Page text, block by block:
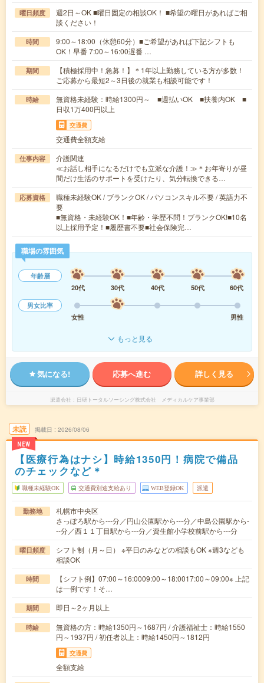
曜日頻度
週2日～OK ■曜日固定の相談OK！ ■希望の曜日があればご相
談ください！
時間
9:00～18:00（休憩60分）■ご希望があれば下記シフトも
OK！早番 7:00～16:00遅番 …
期間
【積極採用中！急募！】＊1年以上勤務している方が多数！
ご応募から最短2～3日後の就業も相談可能です！
時給
無資格未経験：時給1300円～ ■週払いOK ■扶養内OK ■
日収1万400円以上
交通費
交通費全額支給
仕事内容
介護関連
≪お話し相手になるだけでも立派な介護！≫＊お年寄りが昼
間だけ生活のサポートを受けたり、気分転換できる…
応募資格
職種未経験OK / ブランクOK / パソコンスキル不要 / 英語力不
要
■無資格・未経験OK！■年齢・学歴不問！ブランクOK!■10名
以上採用予定！■履歴書不要■社会保険完…
職場の雰囲気
年齢層
20代
30代 40代 50代
60代
男女比率
女性
男性
もっと見る
気になる! 応募へ進む 詳しく見る
派遣会社 日研トータルソーシング株式会社 メディカルケア事業部
未読
NEW
掲載日 2026/08/06
【医療行為はナシ】時給1350円！病院で備品
のチェックなど＊
職種未経験OK 交通費別途支給あり WEB登録OK 派遣
勤務地
札幌市中央区
さっぽろ駅から---分／円山公園駅から---分／中島公園駅から-
--分／西１１丁目駅から---分／資生館小学校前駅から---分
曜日頻度
シフト制（月～日） ※平日のみなどの相談もOK ※週3なども
相談OK
時間
【シフト例】07:00～16:0009:00～18:0017:00～09:00※ 上記
は一例です！そ…
期間 即日～2ヶ月以上
時給
無資格の方：時給1350円～1687円 / 介護福祉士：時給1550
円～1937円 / 初任者以上：時給1450円～1812円
交通費
全額支給